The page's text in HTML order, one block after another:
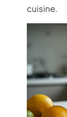
cuisine.